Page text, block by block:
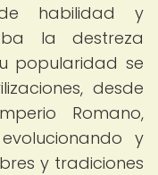
habilidad y
la destreza
popularidad se
desde
Romano,
y
y tradiciones